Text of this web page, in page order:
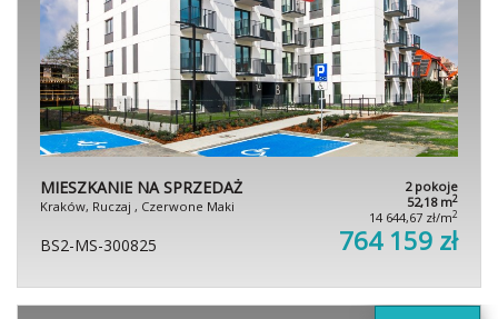
MIESZKANIE NA SPRZEDAŻ
Kraków, Ruczaj , Czerwone Maki
2 pokoje
52,18 m2
14 644,67 zł/m2
BS2-MS-300825 764 159 zł